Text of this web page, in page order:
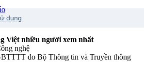
dụng
Việt nhiều người xem nhất
nghệ
BTTTT do Bộ Thông tin và Truyền thông